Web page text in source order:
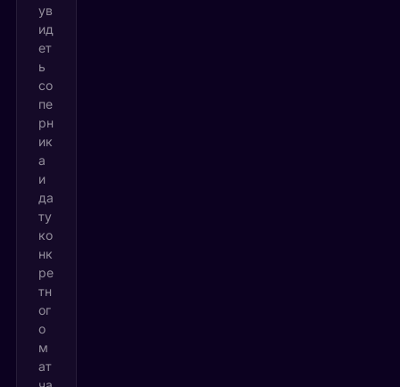
ув
ид
ет
ь
со
пе
рн
ик
а
и
да
ту
ко
нк
ре
тн
ог
о
м
ат